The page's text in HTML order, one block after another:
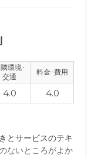
いて
私も医療職なので
あると思うのでこ
いのでわからない
は、そろそろこの
環境･
交通
料金･費用
4.0 4.0
とサービスのテキ
ないところがよか